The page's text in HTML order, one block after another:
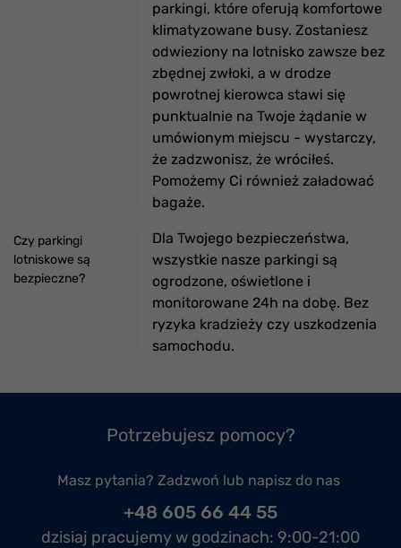
parkingi, które oferują komfortowe
klimatyzowane busy. Zostaniesz
odwieziony na lotnisko zawsze bez
zbędnej zwłoki, a w drodze
powrotnej kierowca stawi się
punktualnie na Twoje żądanie w
umówionym miejscu - wystarczy,
że zadzwonisz, że wróciłeś.
Pomożemy Ci również załadować
bagaże.
Czy parkingi
lotniskowe są
bezpieczne?
Dla Twojego bezpieczeństwa,
wszystkie nasze parkingi są
ogrodzone, oświetlone i
monitorowane 24h na dobę. Bez
ryzyka kradzieży czy uszkodzenia
samochodu.
Potrzebujesz pomocy?
Masz pytania? Zadzwoń lub napisz do nas
+48 605 66 44 55
dzisiaj pracujemy w godzinach: 9:00-21:00